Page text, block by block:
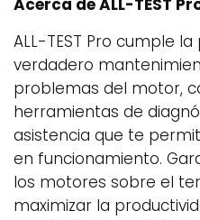
ALL-TEST Pro cumple
verdadero
problemas del motor,
herramientas de
asistencia que te
en funcionamiento.
los motores sobre el
maximizar la